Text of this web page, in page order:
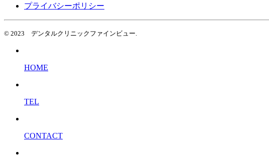
プライバシーポリシー
© 2023 デンタルクリニックファインビュー.
HOME
TEL
CONTACT